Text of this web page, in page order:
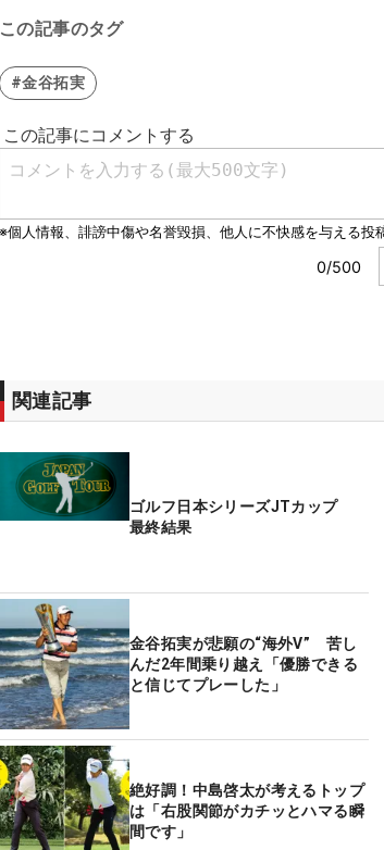
この記事のタグ
#金谷拓実
関連記事
ゴルフ日本シリーズJTカップ
最終結果
金谷拓実が悲願の“海外V” 苦し
んだ2年間乗り越え「優勝できる
と信じてプレーした」
絶好調！中島啓太が考えるトップ
は「右股関節がカチッとハマる瞬
間です」